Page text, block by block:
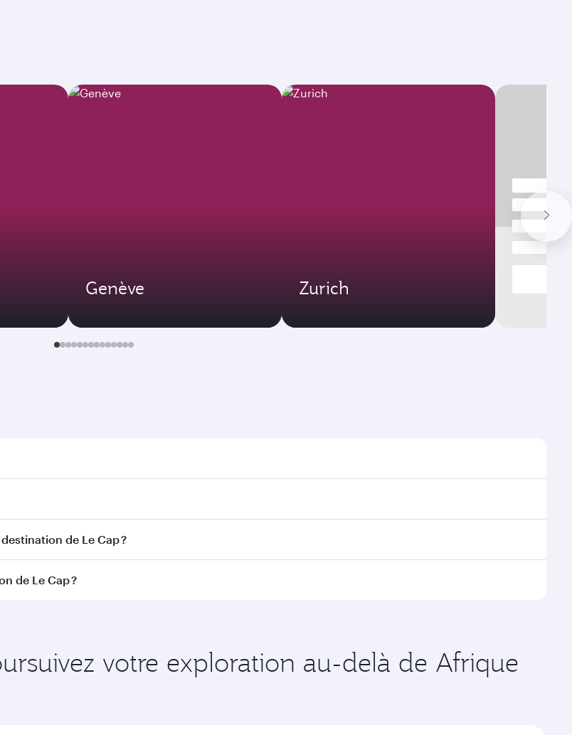
Genève Zurich
les vols depuis notre page d'accueil pour trouver les horaires et la fréquence des vols.
desservons plus de 150 destinations via Doha, avec des correspondances fluides et efficaces
de Le Cap ?
la compagnie aérienne opérant le vol. Sur les vols opérés par Qatar Airways, vous pouvez
de Le Cap ?
votre exploration au-delà de Afrique